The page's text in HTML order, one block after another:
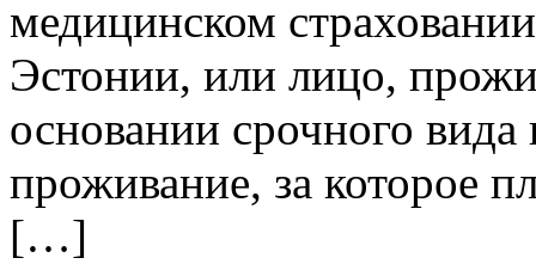
медицинском
Эстонии, или лицо,
основании срочного
проживание, за которое
[…]